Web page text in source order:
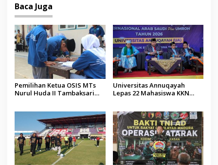
Baca Juga
Pemilihan Ketua OSIS MTs
Nurul Huda II Tambaksari
Universitas Annuqayah
Lepas 22 Mahasiswa KKN